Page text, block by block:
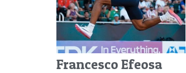
Francesco Efeosa